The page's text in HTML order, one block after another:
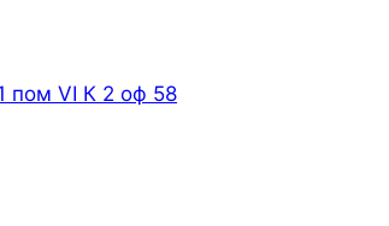
пом VI К 2 оф 58